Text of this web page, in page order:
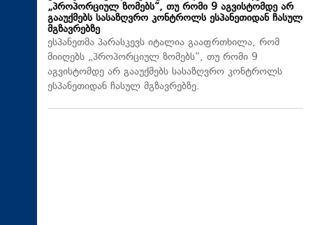
„პროპორციულ ზომებს“, თუ რომი 9 აგვისტომდე არ
გააუქმებს სასაზღვრო კონტროლს ესპანეთიდან ჩასულ
მგზავრებზე
ესპანეთმა პარასკევს იტალია გააფრთხილა, რომ
მიიღებს „პროპორციულ ზომებს“, თუ რომი 9
აგვისტომდე არ გააუქმებს სასაზღვრო კონტროლს
ესპანეთიდან ჩასულ მგზავრებზე.